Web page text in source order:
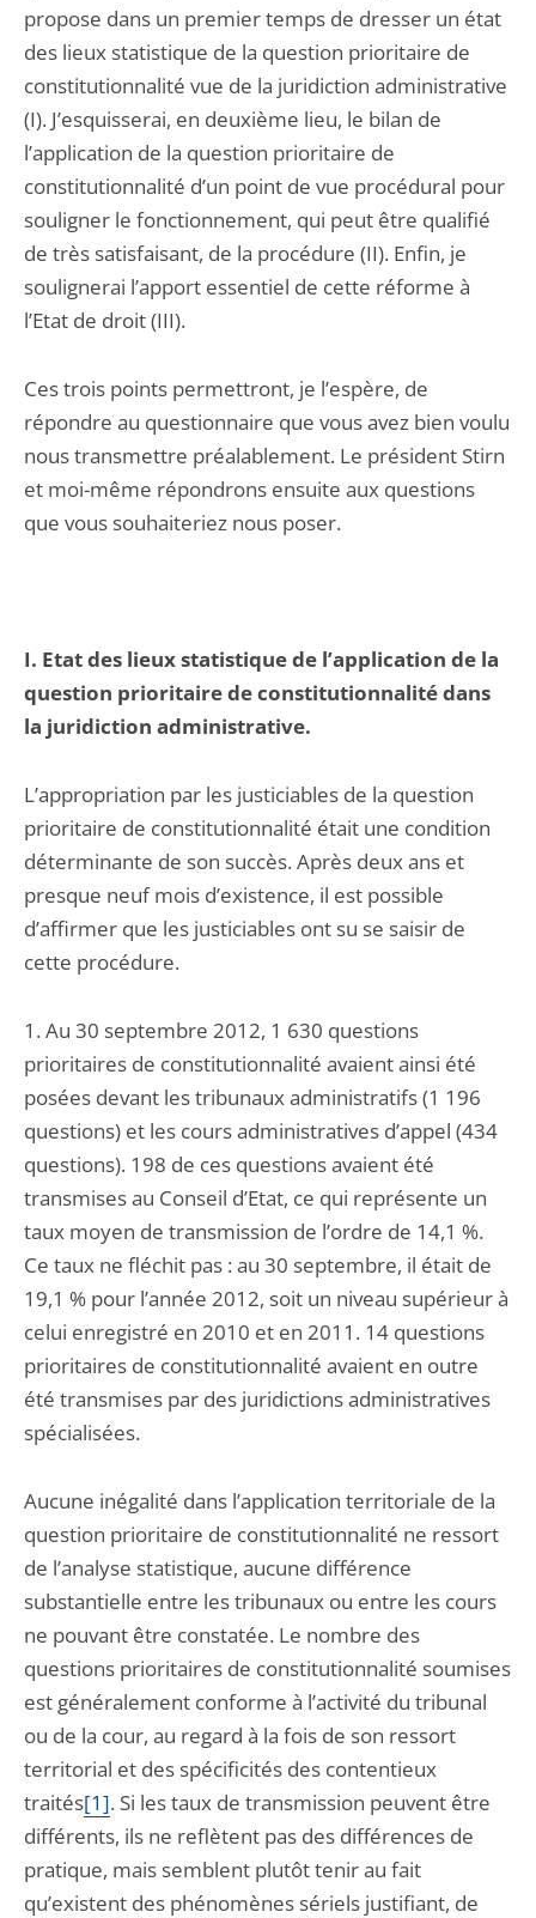
propose dans un premier temps de dresser un état
des lieux statistique de la question prioritaire de
constitutionnalité vue de la juridiction administrative
(I). J’esquisserai, en deuxième lieu, le bilan de
l’application de la question prioritaire de
constitutionnalité d’un point de vue procédural pour
souligner le fonctionnement, qui peut être qualifié
de très satisfaisant, de la procédure (II). Enfin, je
soulignerai l’apport essentiel de cette réforme à
l’Etat de droit (III).
Ces trois points permettront, je l’espère, de
répondre au questionnaire que vous avez bien voulu
nous transmettre préalablement. Le président Stirn
et moi-même répondrons ensuite aux questions
que vous souhaiteriez nous poser.
I. Etat des lieux statistique de l’application de la
question prioritaire de constitutionnalité dans
la juridiction administrative.
L’appropriation par les justiciables de la question
prioritaire de constitutionnalité était une condition
déterminante de son succès. Après deux ans et
presque neuf mois d’existence, il est possible
d’affirmer que les justiciables ont su se saisir de
cette procédure.
1. Au 30 septembre 2012, 1 630 questions
prioritaires de constitutionnalité avaient ainsi été
posées devant les tribunaux administratifs (1 196
questions) et les cours administratives d’appel (434
questions). 198 de ces questions avaient été
transmises au Conseil d’Etat, ce qui représente un
taux moyen de transmission de l’ordre de 14,1 %.
Ce taux ne fléchit pas : au 30 septembre, il était de
19,1 % pour l’année 2012, soit un niveau supérieur à
celui enregistré en 2010 et en 2011. 14 questions
prioritaires de constitutionnalité avaient en outre
été transmises par des juridictions administratives
spécialisées.
Aucune inégalité dans l’application territoriale de la
question prioritaire de constitutionnalité ne ressort
de l’analyse statistique, aucune différence
substantielle entre les tribunaux ou entre les cours
ne pouvant être constatée. Le nombre des
questions prioritaires de constitutionnalité soumises
est généralement conforme à l’activité du tribunal
ou de la cour, au regard à la fois de son ressort
territorial et des spécificités des contentieux
traités[1]. Si les taux de transmission peuvent être
différents, ils ne reflètent pas des différences de
pratique, mais semblent plutôt tenir au fait
qu’existent des phénomènes sériels justifiant, de